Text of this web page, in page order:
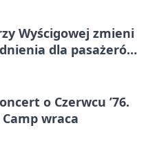
Wyścigowej zmieni
dla pasażerów
o Czerwcu ’76.
wraca